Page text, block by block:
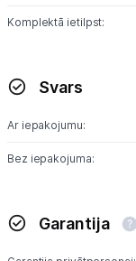
Komplektā ietilpst:
Svars
Ar iepakojumu:
Bez iepakojuma:
Garantija